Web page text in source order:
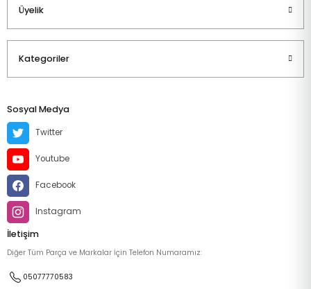
Üyelik
Kategoriler
Sosyal Medya
Twitter
Youtube
Facebook
Instagram
İletişim
Diğer Tüm Parça ve Markalar İçin Telefon Numaramız:
05077770583